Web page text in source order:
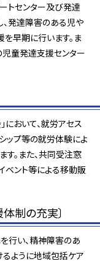
トセンター及び発達
発達障害のある児や
早期に行います。ま
児童発達支援センター
おいて、就労アセス
ップ等の就労体験によ
。また、共同受注窓
ベント等による移動販
制の充実〕
行い、精神障害のあ
ように地域包括ケア